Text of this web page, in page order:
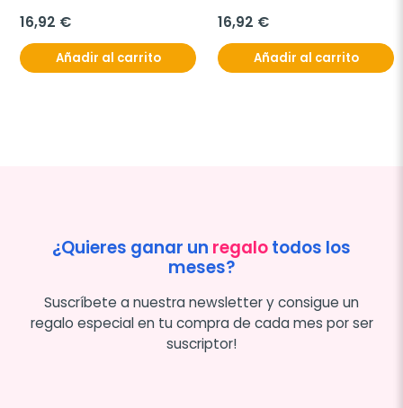
16,92 €
Añadir al carrito
16,92 €
Añadir al carrito
¿Quieres ganar un regalotodos los
meses?
Suscríbete a nuestra newsletter y consigue un
regalo especial en tu compra de cada mes por ser
suscriptor!